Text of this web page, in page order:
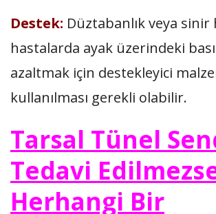
Destek: Düztabanlık veya sinir
hastalarda ayak üzerindeki
azaltmak için destekleyici
kullanılması gerekli olabilir.
Tarsal Tünel
Tedavi
Herhangi Bir